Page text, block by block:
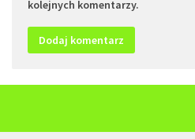
kolejnych komentarzy.